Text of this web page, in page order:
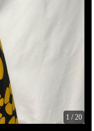
1 /20